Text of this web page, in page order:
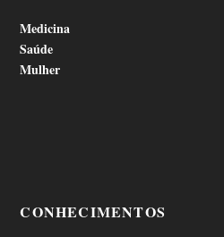
Medicina
Saúde
Mulher
CONHECIMENTOS